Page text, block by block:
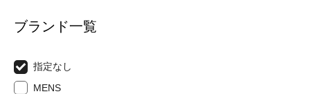
ブランド一覧
指定なし
MENS